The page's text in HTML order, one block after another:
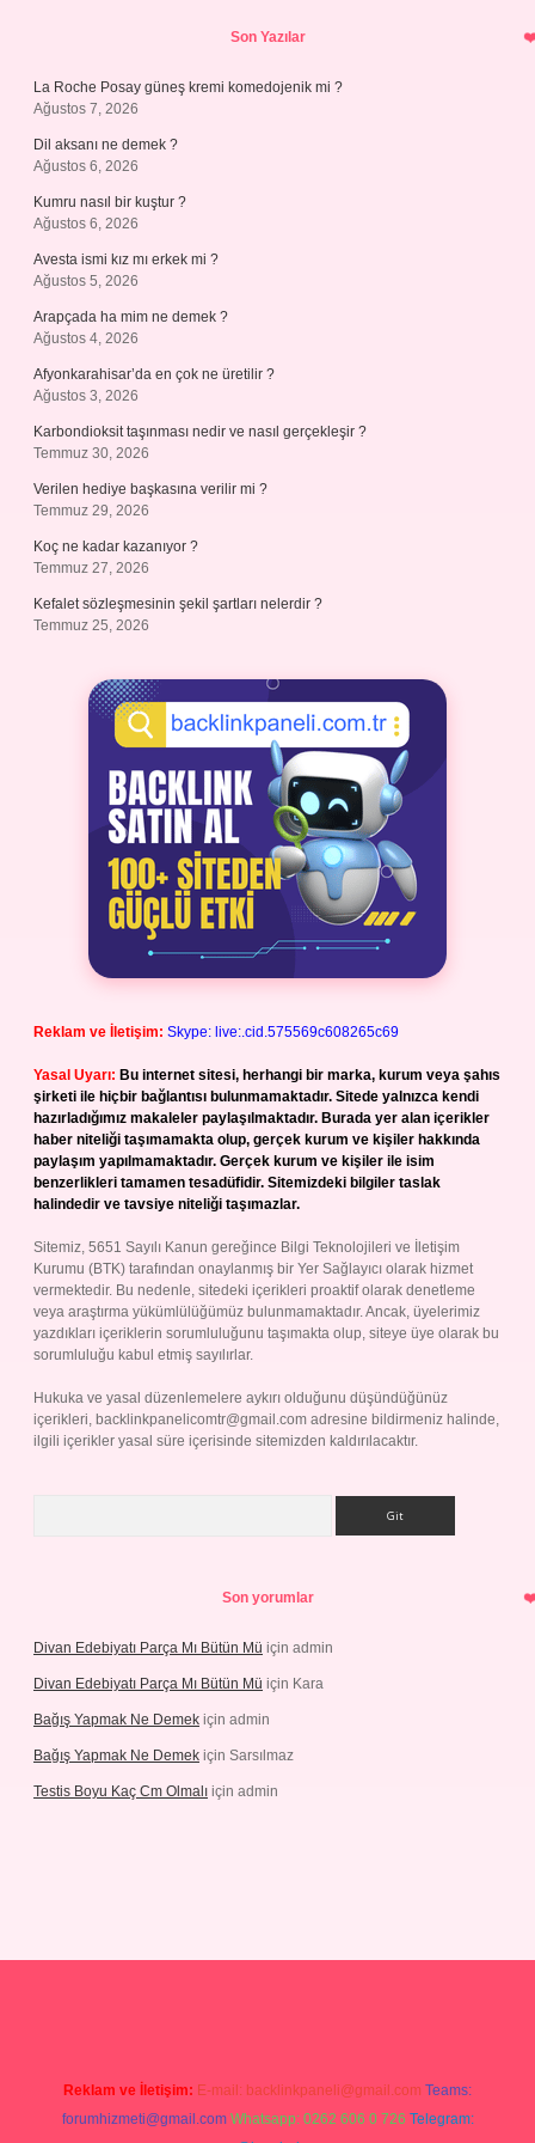
Son Yazılar
La Roche Posay güneş kremi komedojenik mi ?
Ağustos 7, 2026
Dil aksanı ne demek ?
Ağustos 6, 2026
Kumru nasıl bir kuştur ?
Ağustos 6, 2026
Avesta ismi kız mı erkek mi ?
Ağustos 5, 2026
Arapçada ha mim ne demek ?
Ağustos 4, 2026
Afyonkarahisar’da en çok ne üretilir ?
Ağustos 3, 2026
Karbondioksit taşınması nedir ve nasıl gerçekleşir ?
Temmuz 30, 2026
Verilen hediye başkasına verilir mi ?
Temmuz 29, 2026
Koç ne kadar kazanıyor ?
Temmuz 27, 2026
Kefalet sözleşmesinin şekil şartları nelerdir ?
Temmuz 25, 2026
Reklam ve İletişim: Skype: live:.cid.575569c608265c69
Yasal Uyarı: Bu internet sitesi, herhangi bir marka, kurum veya şahıs
şirketi ile hiçbir bağlantısı bulunmamaktadır. Sitede yalnızca kendi
hazırladığımız makaleler paylaşılmaktadır. Burada yer alan içerikler
haber niteliği taşımamakta olup, gerçek kurum ve kişiler hakkında
paylaşım yapılmamaktadır. Gerçek kurum ve kişiler ile isim
benzerlikleri tamamen tesadüfidir. Sitemizdeki bilgiler taslak
halindedir ve tavsiye niteliği taşımazlar.
Sitemiz, 5651 Sayılı Kanun gereğince Bilgi Teknolojileri ve İletişim
Kurumu (BTK) tarafından onaylanmış bir Yer Sağlayıcı olarak hizmet
vermektedir. Bu nedenle, sitedeki içerikleri proaktif olarak denetleme
veya araştırma yükümlülüğümüz bulunmamaktadır. Ancak, üyelerimiz
yazdıkları içeriklerin sorumluluğunu taşımakta olup, siteye üye olarak bu
sorumluluğu kabul etmiş sayılırlar.
Hukuka ve yasal düzenlemelere aykırı olduğunu düşündüğünüz
içerikleri, backlinkpanelicomtr@gmail.com adresine bildirmeniz halinde,
ilgili içerikler yasal süre içerisinde sitemizden kaldırılacaktır.
Son yorumlar
Divan Edebiyatı Parça Mı Bütün Mü için admin
Divan Edebiyatı Parça Mı Bütün Mü için Kara
Bağış Yapmak Ne Demek için admin
Bağış Yapmak Ne Demek için Sarsılmaz
Testis Boyu Kaç Cm Olmalı için admin
Reklam ve İletişim: E-mail: backlinkpaneli@gmail.com Teams:
forumhizmeti@gmail.com Whatsapp: 0262 606 0 726 Telegram: